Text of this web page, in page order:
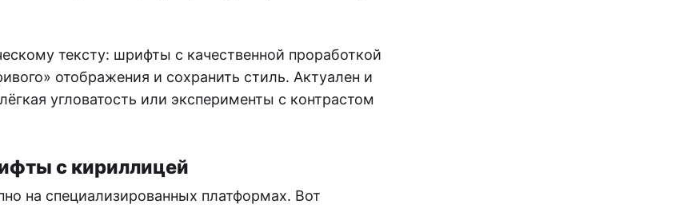
тексту: шрифты с качественной проработкой
отображения и сохранить стиль. Актуален и
угловатость или эксперименты с контрастом
с кириллицей
на специализированных платформах. Вот